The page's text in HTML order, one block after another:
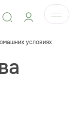
условиях